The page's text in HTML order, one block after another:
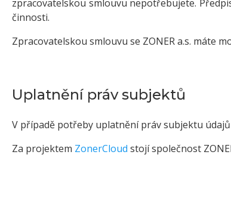
zpracovatelskou smlouvu nepotřebujete.
činnosti.
Zpracovatelskou smlouvu se ZONER a.s. máte
Uplatnění práv subjektů
V případě potřeby uplatnění práv subjektu
Za projektem ZonerCloud stojí společnost